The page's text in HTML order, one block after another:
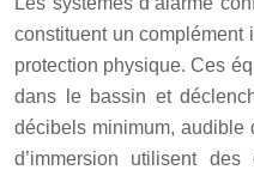
constituent un complément
protection physique. Ces
dans le bassin et
décibels minimum, audible
d’immersion utilisent